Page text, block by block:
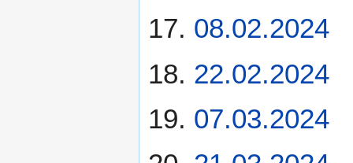
08.02.2024
22.02.2024
07.03.2024